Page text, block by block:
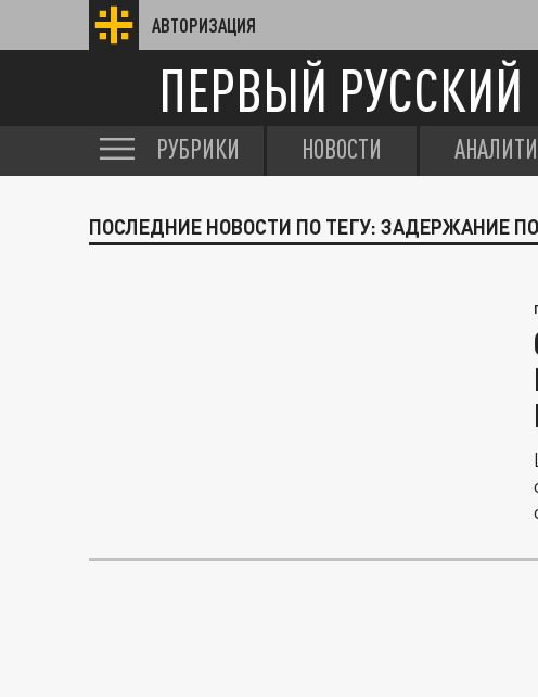
АВТОРИЗАЦИЯ
ПЕРВЫЙ РУССКИЙ
РУБРИКИ НОВОСТИ
ПОСЛЕДНИЕ НОВОСТИ ПО ТЕГУ: ЗАДЕРЖАНИЕ